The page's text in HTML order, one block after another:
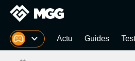
MGG Actu Guides